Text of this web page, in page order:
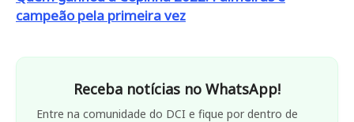
campeão pela primeira vez
Receba notícias no WhatsApp!
Entre na comunidade do DCI e fique por dentro de